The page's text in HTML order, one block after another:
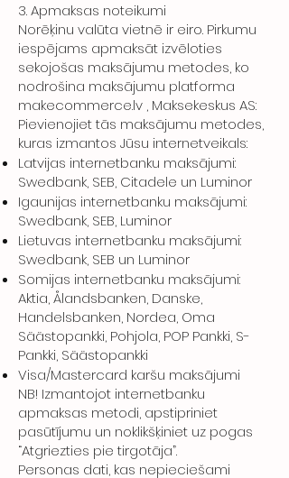
3. Apmaksas noteikumi
Norēķinu valūta vietnē ir eiro. Pirkumu
iespējams apmaksāt izvēloties
sekojošas maksājumu metodes, ko
nodrošina maksājumu platforma
makecommerce.lv , Maksekeskus AS:
Pievienojiet tās maksājumu metodes,
kuras izmantos Jūsu internetveikals:
Latvijas internetbanku maksājumi:
Swedbank, SEB, Citadele un Luminor
Igaunijas internetbanku maksājumi:
Swedbank, SEB, Luminor
Lietuvas internetbanku maksājumi:
Swedbank, SEB un Luminor
Somijas internetbanku maksājumi:
Aktia, Ålandsbanken, Danske,
Handelsbanken, Nordea, Oma
Säästopankki, Pohjola, POP Pankki, S-
Pankki, Säästopankki
Visa/Mastercard karšu maksājumi
NB! Izmantojot internetbanku
apmaksas metodi, apstipriniet
pasūtījumu un noklikšķiniet uz pogas
“Atgriezties pie tirgotāja”.
Personas dati, kas nepieciešami